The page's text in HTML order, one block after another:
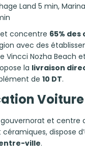
Land 5 min,
concentre 65%
avec des
Vincci Nozha Beach
la livraison
de 10 DT.
et centre
dispose
ville.